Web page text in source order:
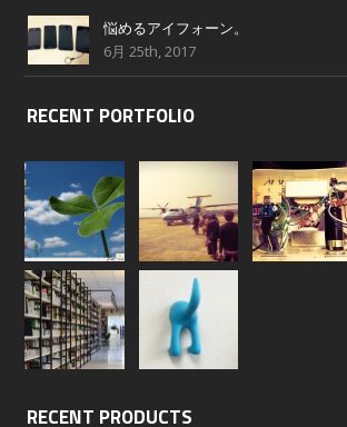
悩めるアイフォーン。
6月 25th, 2017
RECENT PORTFOLIO
RECENT PRODUCTS